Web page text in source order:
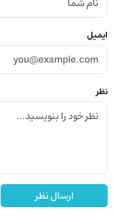
ایمیل
نظر
ارسال نظر